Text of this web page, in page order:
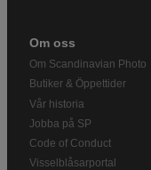
Om oss
Om Scandinavian Photo
Butiker & Öppettider
Vår historia
Jobba på SP
Code of Conduct
Visselblåsarportal